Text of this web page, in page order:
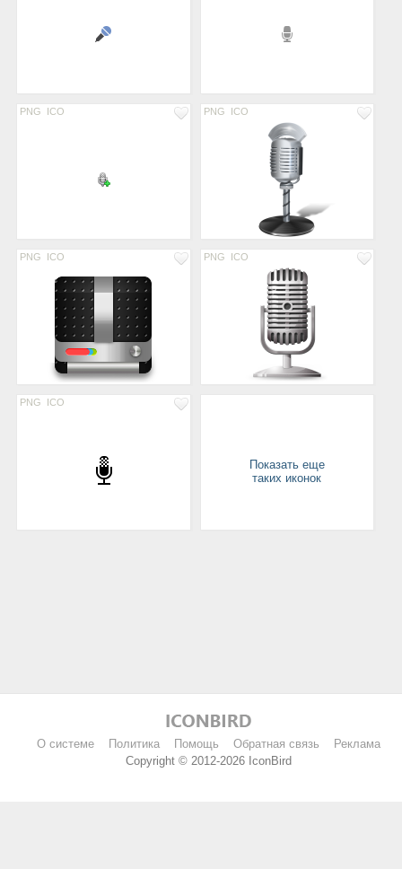
PNG ICO PNG ICO
PNG ICO PNG ICO
PNG ICO
Показать еще
таких иконок
О системе Политика Помощь Обратная связь
Реклама
Copyright © 2012-2026 IconBird